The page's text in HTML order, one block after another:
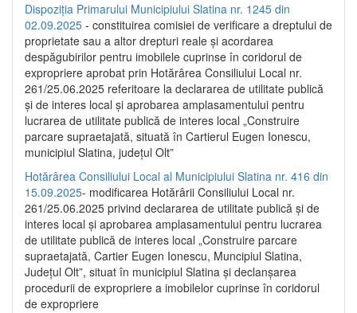
Dispoziția Primarului Municipiului Slatina nr. 1245 din
02.09.2025 - constituirea comisiei de verificare a dreptului de
proprietate sau a altor drepturi reale și acordarea
despăgubirilor pentru imobilele cuprinse în coridorul de
expropriere aprobat prin Hotărârea Consiliului Local nr.
261/25.06.2025 referitoare la declararea de utilitate publică
și de interes local și aprobarea amplasamentului pentru
lucrarea de utilitate publică de interes local „Construire
parcare supraetajată, situată în Cartierul Eugen Ionescu,
municipiul Slatina, județul Olt”
Hotărârea Consiliului Local al Municipiului Slatina nr. 416 din
15.09.2025- modificarea Hotărârii Consiliului Local nr.
261/25.06.2025 privind declararea de utilitate publică și de
interes local și aprobarea amplasamentului pentru lucrarea
de utilitate publică de interes local „Construire parcare
supraetajată, Cartier Eugen Ionescu, Muncipiul Slatina,
Județul Olt”, situat în municipiul Slatina și declanșarea
procedurii de expropriere a imobilelor cuprinse în coridorul
de expropriere